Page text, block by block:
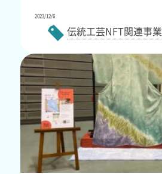
2023/12/6
伝統工芸NFT関連事業